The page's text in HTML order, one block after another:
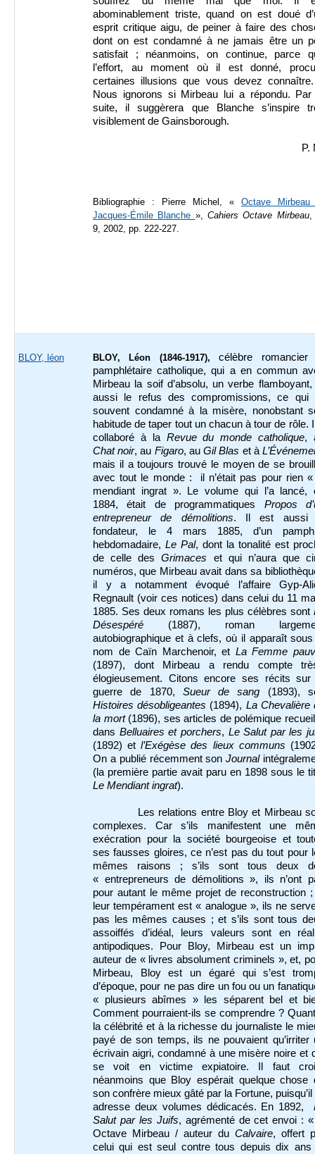
abominablement triste, quand on est doué
esprit critique aigu, de peiner à faire des
dont on est condamné à ne jamais être un
satisfait ; néanmoins, on continue, parce
l’effort, au moment où il est donné,
certaines illusions que vous devez
Nous ignorons si Mirbeau lui a répondu. Par
suite, il suggèrera que Blanche s’inspire
visiblement de Gainsborough.
P.
Bibliographie : Pierre Michel, « Octave
Jacques-Émile Blanche »,Cahiers Octave Mirbeau,
9, 2002, pp. 222-227.
BLOY, léon BLOY, Léon (1846-1917),
célèbre romancier
pamphlétaire catholique, qui a en commun
Mirbeau la soif d’absolu, un verbe flamboyant,
aussi le refus des compromissions, ce qui
souvent condamné à la misère, nonobstant
habitude de taper tout un chacun à tour de rôle.
collaboré à la Revue du monde catholique,
Chat noir, au Figaro, auGil Blas et à
mais il a toujours trouvé le moyen de se
avec tout le monde : il n’était pas pour rien
mendiant ingrat ». Le volume qui l’a lancé,
1884, était de programmatiques Propos
entrepreneur de démolitions. Il est aussi
fondateur, le 4 mars 1885, d’un
hebdomadaire, Le Pal, dont la tonalité est
de celle desGrimaces et qui n’aura que
numéros, que Mirbeau avait dans sa
il y a notamment évoqué l’affaire Gyp-
Regnault (voir ces notices) dans celui du 11
1885. Ses deux romans les plus célèbres sont
Désespéré (1887), roman
autobiographique et à clefs, où il apparaît
nom de Caïn Marchenoir, et La Femme
(1897), dont Mirbeau a rendu compte
élogieusement. Citons encore ses récits sur
guerre de 1870, Sueur de sang (1893),
Histoires désobligeantes (1894), La Chevalière
la mort(1896), ses articles de polémique
dans Belluaires et porchers, Le Salut par les
(1892) etl’Exégèse des lieux communs
On a publié récemment sonJournal
(la première partie avait paru en 1898 sous le
Le Mendiant ingrat).
Les relations entre Bloy et Mirbeau
complexes. Car s’ils manifestent une
exécration pour la société bourgeoise et
ses fausses gloires, ce n’est pas du tout pour
mêmes raisons ; s’ils sont tous deux
« entrepreneurs de démolitions », ils n’ont
pour autant le même projet de reconstruction
leur tempérament est « analogue », ils ne
pas les mêmes causes ; et s’ils sont tous
assoiffés d’idéal, leurs valeurs sont en
antipodiques. Pour Bloy, Mirbeau est un
auteur de « livres absolument criminels », et,
Mirbeau, Bloy est un égaré qui s’est
d’époque, pour ne pas dire un fou ou un
« plusieurs abîmes » les séparent bel et
Comment pourraient-ils se comprendre ?
la célébrité et à la richesse du journaliste le
payé de son temps, ils ne pouvaient qu’irriter
écrivain aigri, condamné à une misère noire et
se voit en victime expiatoire. Il faut
néanmoins que Bloy espérait quelque chose
son confrère mieux gâté par la Fortune, puisqu’il
adresse deux volumes dédicacés. En 1892,
Salut par les Juifs, agrémenté de cet envoi :
Octave Mirbeau / auteur du Calvaire, offert
celui qui est seul contre tous depuis dix ans